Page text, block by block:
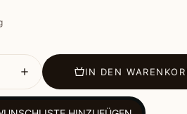
stabile Formel für gleichmäßiges
gleichmäßige und
IN DEN